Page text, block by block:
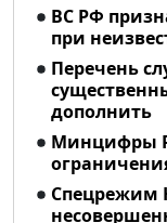
ВС РФ
при
Перечень
дополнить
Минцифры
Спецрежим